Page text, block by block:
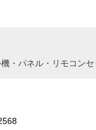
・パネル・リモコンセ